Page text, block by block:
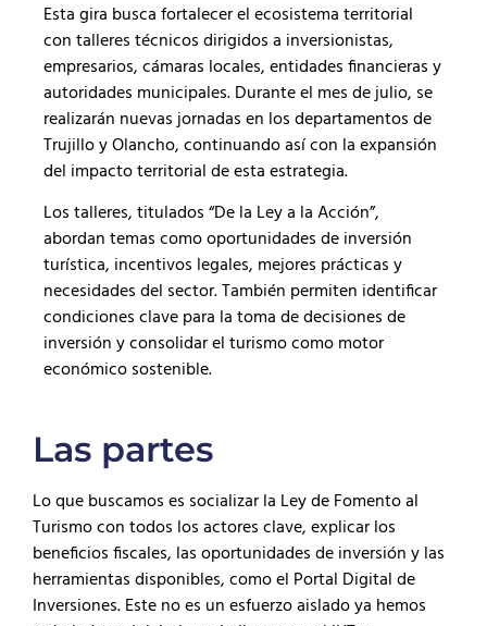
Esta gira busca fortalecer el ecosistema territorial
con talleres técnicos dirigidos a inversionistas,
empresarios, cámaras locales, entidades financieras y
autoridades municipales. Durante el mes de julio, se
realizarán nuevas jornadas en los departamentos de
Trujillo y Olancho, continuando así con la expansión
del impacto territorial de esta estrategia.
Los talleres, titulados “De la Ley a la Acción”,
abordan temas como oportunidades de inversión
turística, incentivos legales, mejores prácticas y
necesidades del sector. También permiten identificar
condiciones clave para la toma de decisiones de
inversión y consolidar el turismo como motor
económico sostenible.
Las partes
Lo que buscamos es socializar la Ley de Fomento al
Turismo con todos los actores clave, explicar los
beneficios fiscales, las oportunidades de inversión y las
herramientas disponibles, como el Portal Digital de
Inversiones. Este no es un esfuerzo aislado ya hemos